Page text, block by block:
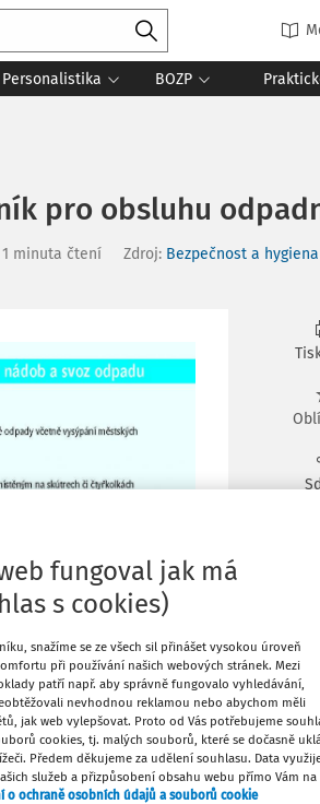
Personalistika BOZP
pro obsluhu
1 minuta čtení Zdroj: Bezpečnost a
fungoval jak má
s cookies)
snažíme se ze všech sil přinášet vysokou úroveň
při používání našich webových stránek. Mezi
patří např. aby správně fungovalo vyhledávání,
nevhodnou reklamou nebo abychom měli
jak web vylepšovat. Proto od Vás potřebujeme
cookies, tj. malých souborů, které se dočasně
Předem děkujeme za udělení souhlasu. Data
služeb a přizpůsobení obsahu webu přímo Vám na
o ochraně osobních údajů a souborů cookie